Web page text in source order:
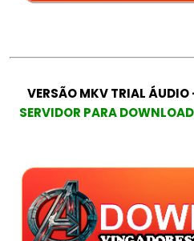
VERSÃO MKV TRIAL
SERVIDOR PARA